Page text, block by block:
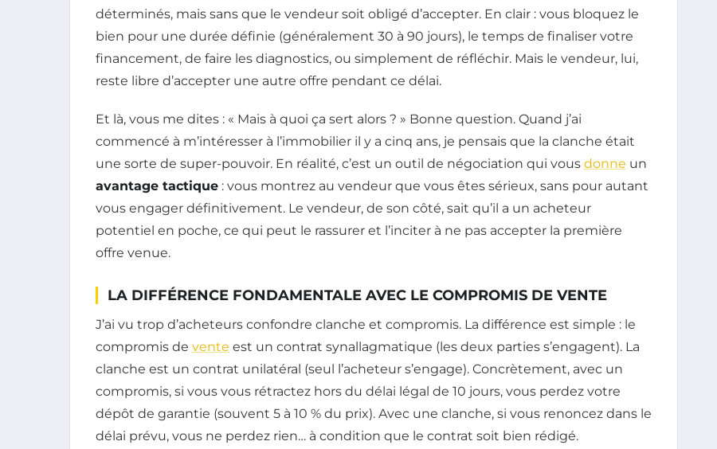
déterminés, mais sans que le vendeur soit obligé d’accepter. En clair : vous bloquez le
bien pour une durée définie (généralement 30 à 90 jours), le temps de finaliser votre
financement, de faire les diagnostics, ou simplement de réfléchir. Mais le vendeur, lui,
reste libre d’accepter une autre offre pendant ce délai.
Et là, vous me dites : « Mais à quoi ça sert alors ? » Bonne question. Quand j’ai
commencé à m’intéresser à l’immobilier il y a cinq ans, je pensais que la clanche était
une sorte de super-pouvoir. En réalité, c’est un outil de négociation qui vous donne un
avantage tactique : vous montrez au vendeur que vous êtes sérieux, sans pour autant
vous engager définitivement. Le vendeur, de son côté, sait qu’il a un acheteur
potentiel en poche, ce qui peut le rassurer et l’inciter à ne pas accepter la première
offre venue.
LA DIFFÉRENCE FONDAMENTALE AVEC LE COMPROMIS DE VENTE
J’ai vu trop d’acheteurs confondre clanche et compromis. La différence est simple : le
compromis de vente est un contrat synallagmatique (les deux parties s’engagent). La
clanche est un contrat unilatéral (seul l’acheteur s’engage). Concrètement, avec un
compromis, si vous vous rétractez hors du délai légal de 10 jours, vous perdez votre
dépôt de garantie (souvent 5 à 10 % du prix). Avec une clanche, si vous renoncez dans le
délai prévu, vous ne perdez rien… à condition que le contrat soit bien rédigé.